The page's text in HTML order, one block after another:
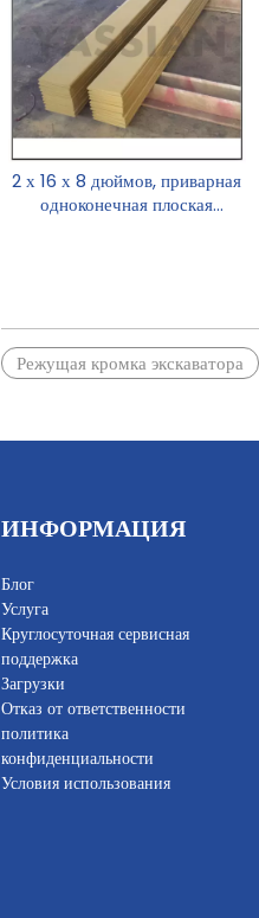
2 х 16 х 8 дюймов, приварная
одноконечная плоская
Режущая кромка экскаватора
ИНФОРМАЦИЯ
Блог
Услуга
Круглосуточная сервисная
поддержка
Загрузки
Отказ от ответственности
политика
конфиденциальности
Условия использования